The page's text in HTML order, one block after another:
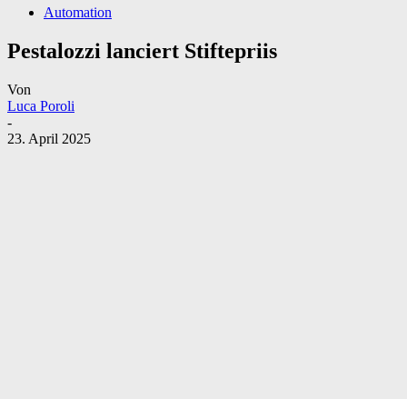
Automation
Pestalozzi lanciert Stiftepriis
Von
Luca Poroli
-
23. April 2025